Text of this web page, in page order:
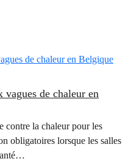
vagues de chaleur en
contre la chaleur pour les
obligatoires lorsque les salles